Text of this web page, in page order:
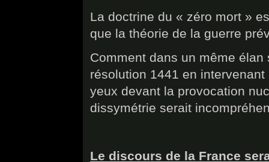
La doctrine du « zéro mort »
que la théorie de la guerre
Comment dans un même
résolution 1441 en
yeux devant la provocation
dissymétrie serait
Le discours de la France